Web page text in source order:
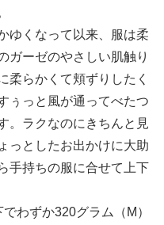
ゆくなって以来、服は柔
ガーゼのやさしい肌触り
柔らかくて頬ずりしたく
ぅっと風が通ってべたつ
。ラクなのにきちんと見
っとしたお出かけに大助
手持ちの服に合せて上下
わずか320グラム（M）